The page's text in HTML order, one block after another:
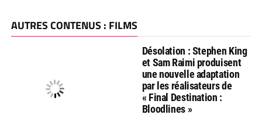
AUTRES CONTENUS : FILMS
Désolation : Stephen King
et Sam Raimi produisent
une nouvelle adaptation
par les réalisateurs de
« Final Destination :
Bloodlines »